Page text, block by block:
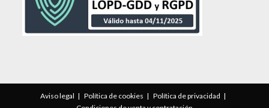
Aviso legal Política de cookies
Política de privacidad